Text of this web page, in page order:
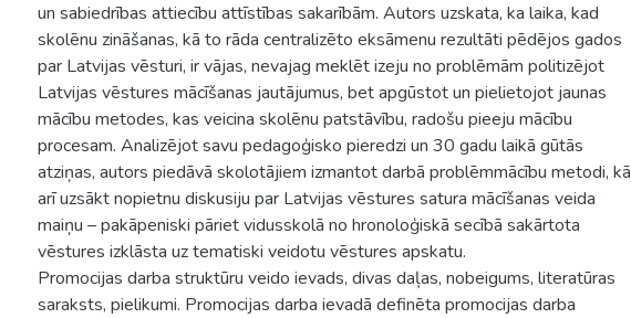
un sabiedrības attiecību attīstības sakarībām. Autors uzskata, ka laika, kad
skolēnu zināšanas, kā to rāda centralizēto eksāmenu rezultāti pēdējos gados
par Latvijas vēsturi, ir vājas, nevajag meklēt izeju no problēmām politizējot
Latvijas vēstures mācīšanas jautājumus, bet apgūstot un pielietojot jaunas
mācību metodes, kas veicina skolēnu patstāvību, radošu pieeju mācību
procesam. Analizējot savu pedagoģisko pieredzi un 30 gadu laikā gūtās
atziņas, autors piedāvā skolotājiem izmantot darbā problēmmācību metodi, kā
arī uzsākt nopietnu diskusiju par Latvijas vēstures satura mācīšanas veida
maiņu – pakāpeniski pāriet vidusskolā no hronoloģiskā secībā sakārtota
vēstures izklāsta uz tematiski veidotu vēstures apskatu.
Promocijas darba struktūru veido ievads, divas daļas, nobeigums, literatūras
saraksts, pielikumi. Promocijas darba ievadā definēta promocijas darba